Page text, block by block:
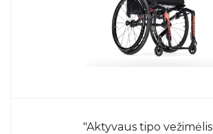
"Aktyvaus tipo vežimėlis